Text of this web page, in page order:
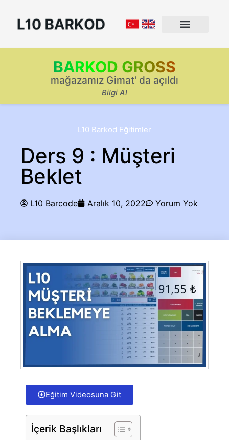
BARKOD GROSS
mağazamız Gimat' da açıldı
Bilgi Al
L10 Barkod Eğitimler
Ders 9 : Müşteri
Beklet
L10 Barcode Aralık 10, 2022 Yorum Yok
Eğitim Videosuna Git
İçerik Başlıkları